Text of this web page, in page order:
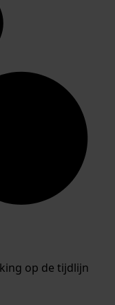
op de tijdlijn